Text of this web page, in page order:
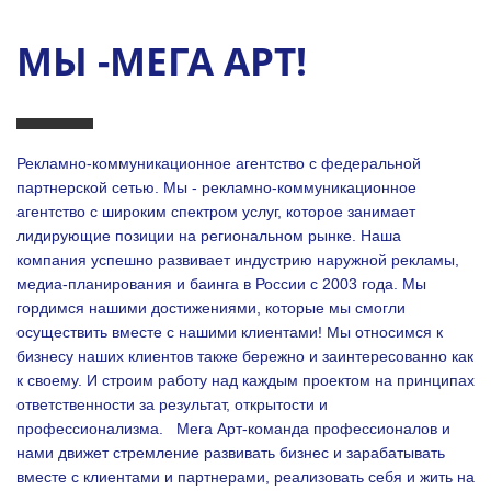
МЫ -МЕГА АРТ!
Рекламно-коммуникационное агентство с федеральной
партнерской сетью. Мы - рекламно-коммуникационное
агентство с широким спектром услуг, которое занимает
лидирующие позиции на региональном рынке. Наша
компания успешно развивает индустрию наружной рекламы,
медиа-планирования и баинга в России с 2003 года. Мы
гордимся нашими достижениями, которые мы смогли
осуществить вместе с нашими клиентами! Мы относимся к
бизнесу наших клиентов также бережно и заинтересованно как
к своему. И строим работу над каждым проектом на принципах
ответственности за результат, открытости и
профессионализма. Мега Арт-команда профессионалов и
нами движет стремление развивать бизнес и зарабатывать
вместе с клиентами и партнерами, реализовать себя и жить на